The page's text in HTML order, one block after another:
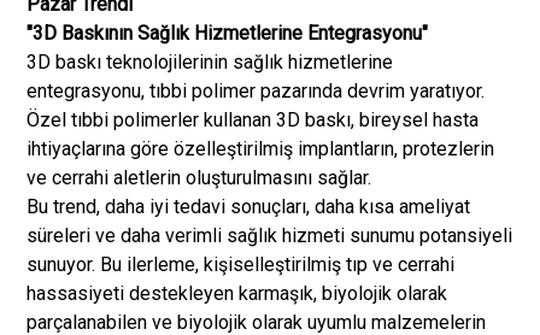
"3D Baskının Sağlık Hizmetlerine Entegrasyonu"
3D baskı teknolojilerinin sağlık hizmetlerine
entegrasyonu, tıbbi polimer pazarında devrim yaratıyor.
Özel tıbbi polimerler kullanan 3D baskı, bireysel hasta
ihtiyaçlarına göre özelleştirilmiş implantların, protezlerin
ve cerrahi aletlerin oluşturulmasını sağlar.
Bu trend, daha iyi tedavi sonuçları, daha kısa ameliyat
süreleri ve daha verimli sağlık hizmeti sunumu potansiyeli
sunuyor. Bu ilerleme, kişiselleştirilmiş tıp ve cerrahi
hassasiyeti destekleyen karmaşık, biyolojik olarak
parçalanabilen ve biyolojik olarak uyumlu malzemelerin